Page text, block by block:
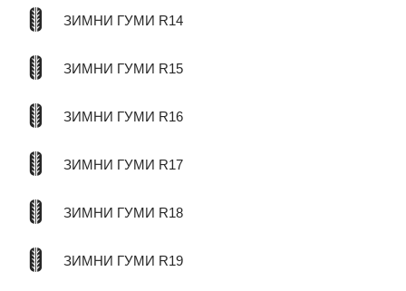
ЗИМНИ ГУМИ R14
ЗИМНИ ГУМИ R15
ЗИМНИ ГУМИ R16
ЗИМНИ ГУМИ R17
ЗИМНИ ГУМИ R18
ЗИМНИ ГУМИ R19